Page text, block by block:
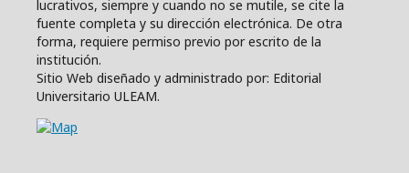
lucrativos, siempre y cuando no se mutile, se cite la
fuente completa y su dirección electrónica. De otra
forma, requiere permiso previo por escrito de la
institución.
Sitio Web diseñado y administrado por: Editorial
Universitario ULEAM.